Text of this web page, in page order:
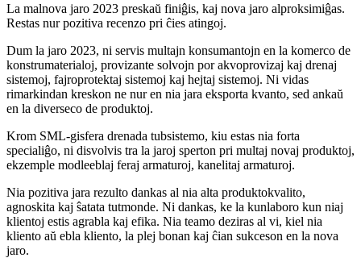
La malnova jaro 2023 preskaŭ finiĝis, kaj nova jaro alproksimiĝas.
Restas nur pozitiva recenzo pri ĉies atingoj.
Dum la jaro 2023, ni servis multajn konsumantojn en la komerco de
konstrumaterialoj, provizante solvojn por akvoprovizaj kaj drenaj
sistemoj, fajroprotektaj sistemoj kaj hejtaj sistemoj. Ni vidas
rimarkindan kreskon ne nur en nia jara eksporta kvanto, sed ankaŭ
en la diverseco de produktoj.
Krom SML-gisfera drenada tubsistemo, kiu estas nia forta
specialiĝo, ni disvolvis tra la jaroj sperton pri multaj novaj produktoj,
ekzemple modleeblaj feraj armaturoj, kanelitaj armaturoj.
Nia pozitiva jara rezulto dankas al nia alta produktokvalito,
agnoskita kaj ŝatata tutmonde. Ni dankas, ke la kunlaboro kun niaj
klientoj estis agrabla kaj efika. Nia teamo deziras al vi, kiel nia
kliento aŭ ebla kliento, la plej bonan kaj ĉian sukceson en la nova
jaro.